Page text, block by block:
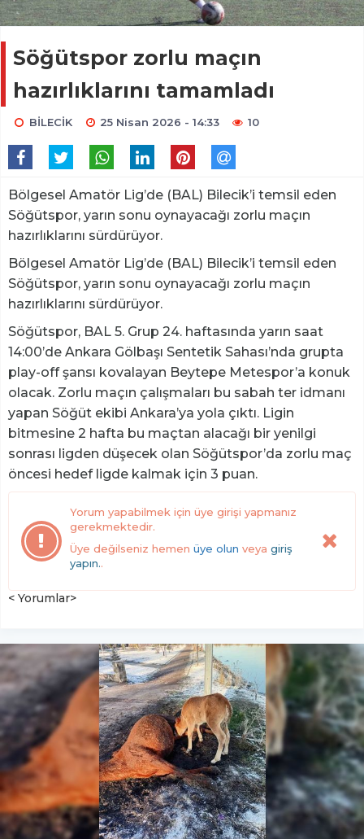
Söğütspor zorlu maçın
hazırlıklarını tamamladı
BİLECİK 25 Nisan 2026 - 14:33 10
Bölgesel Amatör Lig’de (BAL) Bilecik’i temsil eden
Söğütspor, yarın sonu oynayacağı zorlu maçın
hazırlıklarını sürdürüyor.
Bölgesel Amatör Lig’de (BAL) Bilecik’i temsil eden
Söğütspor, yarın sonu oynayacağı zorlu maçın
hazırlıklarını sürdürüyor.
Söğütspor, BAL 5. Grup 24. haftasında yarın saat
14:00’de Ankara Gölbaşı Sentetik Sahası’nda grupta
play-off şansı kovalayan Beytepe Metespor’a konuk
olacak. Zorlu maçın çalışmaları bu sabah ter idmanı
yapan Söğüt ekibi Ankara’ya yola çıktı. Ligin
bitmesine 2 hafta bu maçtan alacağı bir yenilgi
sonrası ligden düşecek olan Söğütspor’da zorlu maç
öncesi hedef ligde kalmak için 3 puan.
Yorum yapabilmek için üye girişi yapmanız
gerekmektedir.
Üye değilseniz hemen üye olun veya giriş
yapın..
< Yorumlar>